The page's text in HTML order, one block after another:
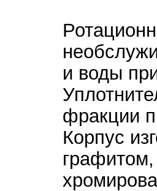
и воды
фракции
Корпус
графитом,